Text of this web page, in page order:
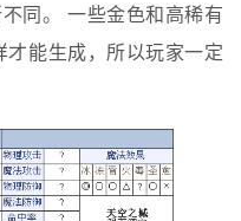
同。 一些金色和高稀有
才能生成，所以玩家一定